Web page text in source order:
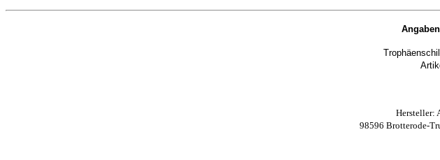
Hersteller:
98596 Brotterode-